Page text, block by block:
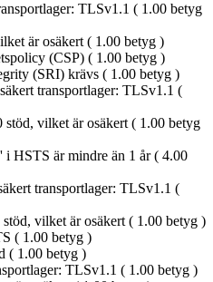
TLSv1.1 ( 1.00 betyg
är osäkert ( 1.00 betyg )
(CSP) ( 1.00 betyg )
(SRI) krävs ( 1.00 betyg )
transportlager: TLSv1.1 (
vilket är osäkert ( 1.00 betyg
i HSTS är mindre än 1 år ( 4.00
transportlager: TLSv1.1 (
vilket är osäkert ( 1.00 betyg )
( 1.00 betyg )
( 1.00 betyg )
TLSv1.1 ( 1.00 betyg )